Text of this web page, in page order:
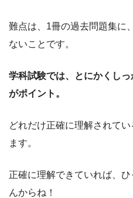
難点は、1冊の過去問題集に
ないことです。
学科試験では、とにかくし
がポイント。
どれだけ正確に理解されて
ます。
正確に理解できていれば、
んからね！